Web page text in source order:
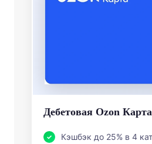
Дебетовая Ozon
Кэшбэк до 25% в 4